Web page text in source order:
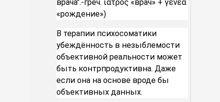
врача".-греч. ἰατρός «врач» + γενεά
«рождение»)
В терапии психосоматики
убеждённость в незыблемости
объективной реальности может
быть контрпродуктивна. Даже
если она на основе вроде бы
объективных данных.